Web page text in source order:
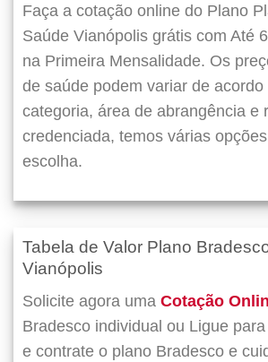
Faça a cotação online do Plano
Saúde Vianópolis grátis com Até
na Primeira Mensalidade. Os
de saúde podem variar de acordo
categoria, área de abrangência e
credenciada, temos várias
escolha.
Tabela de Valor Plano
Vianópolis
Solicite agora uma Cotação
Bradesco individual ou Ligue
e contrate o plano Bradesco e